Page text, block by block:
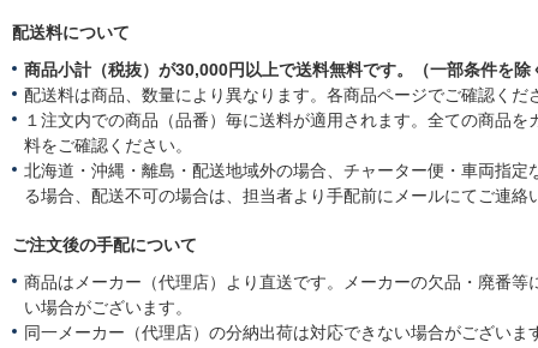
配送料について
商品小計（税抜）が30,000円以上で送料無料です。（一部条件を除
配送料は商品、数量により異なります。各商品ページでご確認くだ
１注文内での商品（品番）毎に送料が適用されます。全ての商品を
料をご確認ください。
北海道・沖縄・離島・配送地域外の場合、チャーター便・車両指定
る場合、配送不可の場合は、担当者より手配前にメールにてご連絡
ご注文後の手配について
商品はメーカー（代理店）より直送です。メーカーの欠品・廃番等
い場合がございます。
同一メーカー（代理店）の分納出荷は対応できない場合がございま